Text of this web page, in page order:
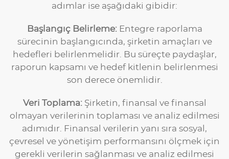
adımlar ise aşağıdaki gibidir:
Başlangıç Belirleme:Entegre raporlama
sürecinin başlangıcında, şirketin amaçları ve
hedefleri belirlenmelidir. Bu süreçte paydaşlar,
raporun kapsamı ve hedef kitlenin belirlenmesi
son derece önemlidir.
Veri Toplama:Şirketin, finansal ve finansal
olmayan verilerinin toplaması ve analiz edilmesi
adımıdır. Finansal verilerin yanı sıra sosyal,
çevresel ve yönetişim performansını ölçmek için
gerekli verilerin sağlanması ve analiz edilmesi